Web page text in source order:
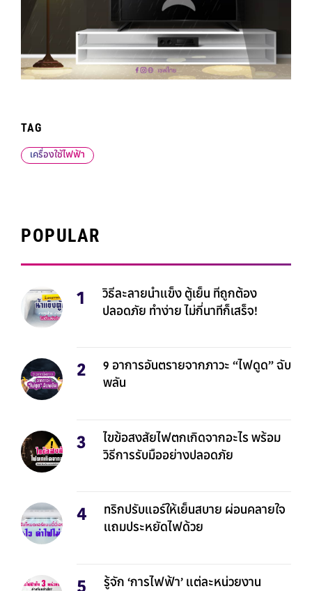
TAG
เครื่องใช้ไฟฟ้า
POPULAR
วิธีละลายน้ำแข็ง ตู้เย็น ที่ถูกต้อง
ปลอดภัย ทำง่าย ไม่กี่นาทีก็เสร็จ!
9 อาการอันตรายจากภาวะ “ไฟดูด” ฉับ
พลัน
ไขข้อสงสัยไฟตกเกิดจากอะไร พร้อม
วิธีการรับมืออย่างปลอดภัย
ทริกปรับแอร์ให้เย็นสบาย ผ่อนคลายใจ
แถมประหยัดไฟด้วย
รู้จัก ‘การไฟฟ้า’ แต่ละหน่วยงาน